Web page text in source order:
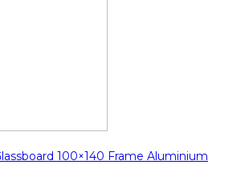
100×140 Frame Aluminium